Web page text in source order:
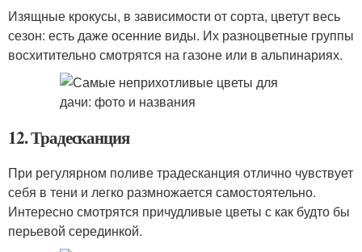
Изящные крокусы, в зависимости от сорта, цветут весь
сезон: есть даже осенние виды. Их разноцветные группы
восхитительно смотрятся на газоне или в альпинариях.
12. Традесканция
При регулярном поливе традесканция отлично чувствует
себя в тени и легко размножается самостоятельно.
Интересно смотрятся причудливые цветы с как будто бы
перьевой серединкой.